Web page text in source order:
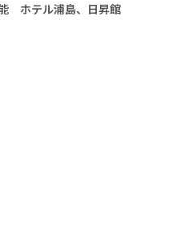
ホテル浦島、日昇館